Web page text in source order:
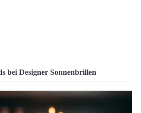
bei Designer Sonnenbrillen